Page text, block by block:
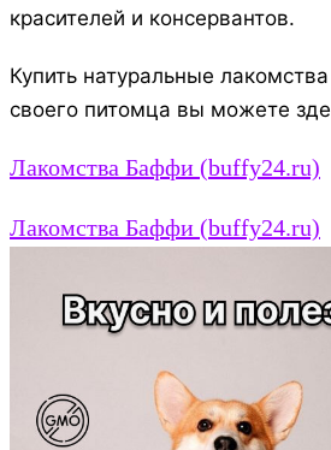
красителей и консервантов.
Купить натуральные
своего питомца вы можете
Лакомства Баффи (buffy24.ru)
Лакомства Баффи (buffy24.ru)